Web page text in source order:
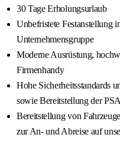
30 Tage Erholungsurlaub
Unbefristete Festanstellung
Unternehmensgruppe
Moderne Ausrüstung,
Firmenhandy
Hohe Sicherheitsstandards
sowie Bereitstellung der PSA
Bereitstellung von
zur An- und Abreise auf